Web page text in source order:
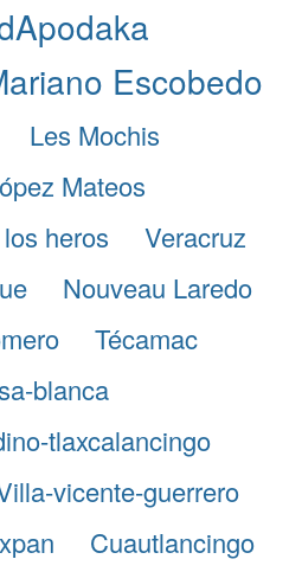
Escobedo
Les Mochis
Mateos
heros
Veracruz
Nouveau Laredo
Técamac
blanca
tlaxcalancingo
vicente-guerrero
Cuautlancingo